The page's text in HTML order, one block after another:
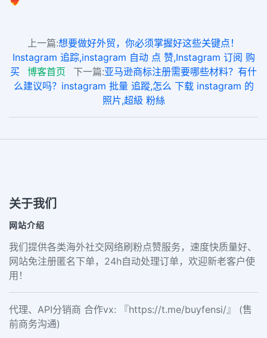
上一篇:想要做好外贸，你必须掌握好这些关键点！
Instagram 追踪,instagram 自动 点 赞,Instagram 订阅 购
买
博客首页 下一篇:亚马逊商标注册需要哪些材料？有什
么建议吗？instagram 批量 追蹤,怎么 下载 instagram 的
照片,超級 粉絲
关于我们
网站介绍
我们提供各类海外社交网络刷粉点赞服务，速度快质量好、
网站免注册匿名下单，24h自动处理订单，欢迎新老客户使
用！
代理、API分销商 合作vx: 『https://t.me/buyfensi/』 (售
前商务沟通)